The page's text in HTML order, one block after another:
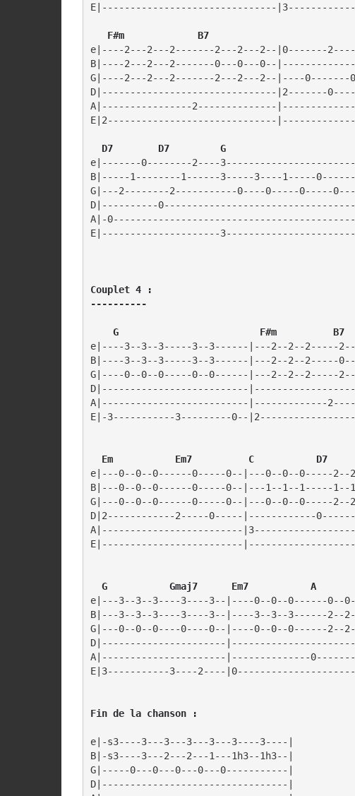
E|-------------------------------
   F#m             B7
e|----2---2---2-------2---2---2--|0-------
B|----2---2---2-------0---0---0--
G|----2---2---2-------2---2---2--|----0-------
D|-------------------------------|2-------
A|----------------2--------------
E|2------------------------------
  D7        D7         G
e|-------0--------2----
B|-----1--------1------3-----3----1-----
G|---2--------2-----------0----0-----0-----
D|----------
A|-
Couplet 4 :
----------
    G                         F#m          B7
e|----3--3--3-----3--3------|---2--2--2-----2--
B|----3--3--3-----3--3------|---2--2--2-----0--
G|----0--0--0-----0--0------|---2--2--2-----2--
D|--------------------------
A|--------------------------|-------------
E|-3-----------3---------0--
  Em           Em7          C           D7
e|---0--0--0------0-----0--|---0--0--0-----2--
B|---0--0--0------0-----0--|---1--1--1-----1--
G|---0--0--0------0-----0--|---0--0--0-----2--
D|2------------2-----0-----|------------
A|-------------------------
E|-------------------------
G           Gmaj7      Em7           A
e|---3--3--3----3----3--|----0--0--0------0--
B|---3--3--3----3----3--|----3--3--3------2--
G|---0--0--0----0----0--|----0--0--0------2--
D|----------------------
A|----------------------|--------------
Fin de la chanson :
e|-s3----3---3---3---3---3----3----|
B|-s3----3---2---2---1---1h3--1h3--|
G|-----0---0---0---0---0-----------|
D|---------------------------------|